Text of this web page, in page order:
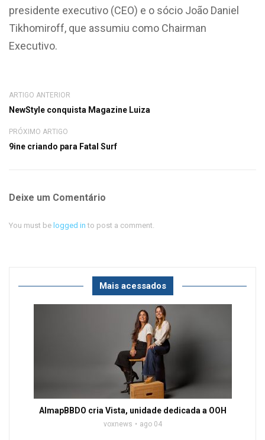
presidente executivo (CEO) e o sócio João Daniel
Tikhomiroff, que assumiu como Chairman
Executivo.
ARTIGO ANTERIOR
NewStyle conquista Magazine Luiza
PRÓXIMO ARTIGO
9ine criando para Fatal Surf
Deixe um Comentário
You must be logged in to post a comment.
Mais acessados
AlmapBBDO cria Vista, unidade dedicada a OOH
voxnews ago 04